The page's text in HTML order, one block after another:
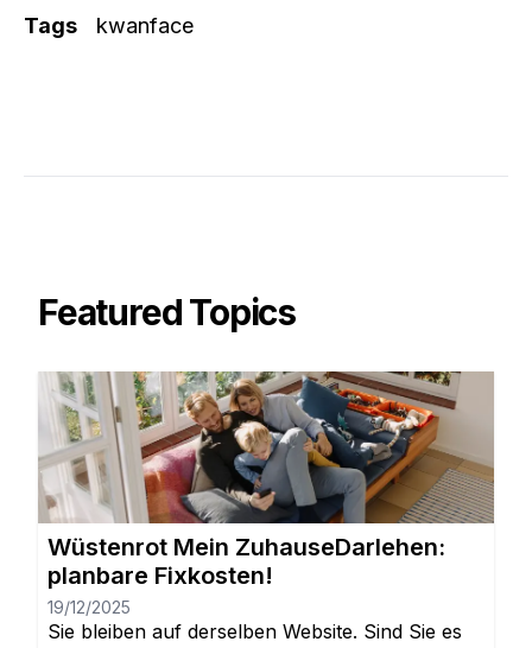
Tags kwanface
Featured Topics
Wüstenrot Mein ZuhauseDarlehen:
planbare Fixkosten!
19/12/2025
Sie bleiben auf derselben Website. Sind Sie es